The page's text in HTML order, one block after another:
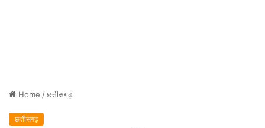
Home /छत्तीसगढ़
छत्तीसगढ़